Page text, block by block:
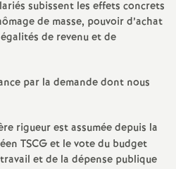
n
s
e
i
subissent les effets concrets
de masse, pouvoir d’achat
de revenu et de
par la demande dont nous
rigueur est assumée depuis la
TSCG et le vote du budget
et de la dépense publique